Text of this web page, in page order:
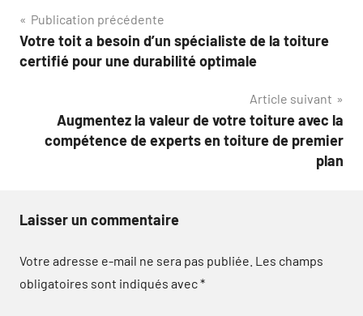
Navigation
de
Publication précédente
Votre toit a besoin d’un spécialiste de la toiture
certifié pour une durabilité optimale
Article suivant
Augmentez la valeur de votre toiture avec la
compétence de experts en toiture de premier
plan
Laisser un commentaire
Votre adresse e-mail ne sera pas publiée. Les champs
obligatoires sont indiqués avec*